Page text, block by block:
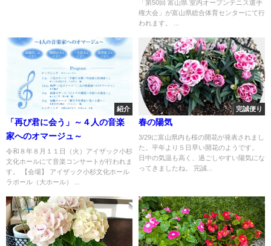
「第50回 富山県 室内オープンテニス選手
権大会」が富山県総合体育センターにて行
われます。 ...
紹介
「再び君に会う」～４人の音楽
家へのオマージュ～
令和８年８月１１日（火）アイザック小杉
文化ホールにて音楽コンサートが行われま
す。 【会場】 アイザック小杉文化ホール
ラポール（大ホール） ...
完誠便り
春の陽気
3/29に富山県内も桜の開花が発表されまし
た。平年より５日早い開花のようです。
日中の気温も高く、過ごしやすい陽気にな
ってきましたね。 完誠...